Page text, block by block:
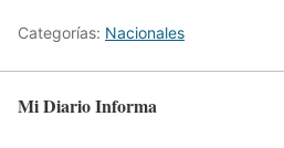
Categorías: Nacionales
Mi Diario Informa